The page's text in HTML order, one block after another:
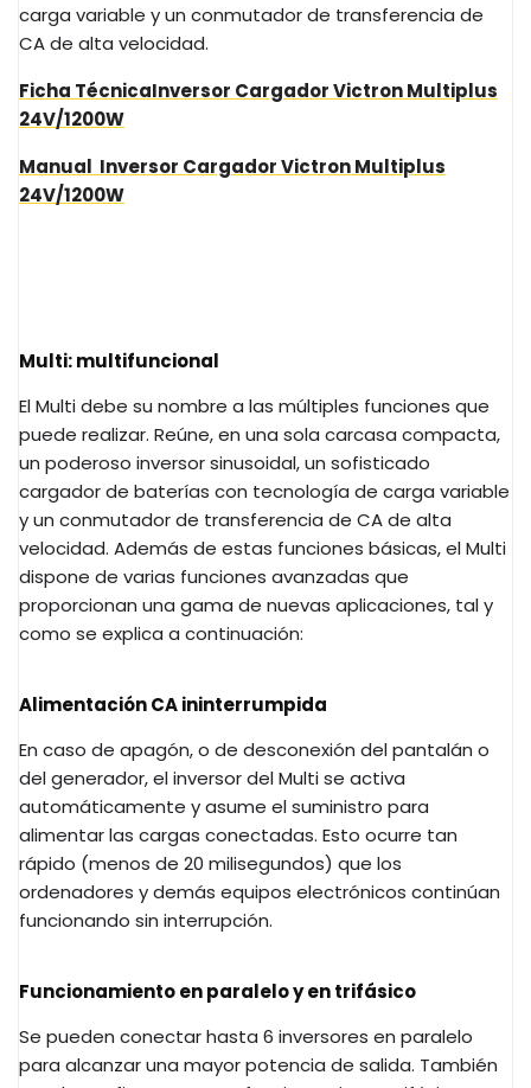
carga variable y un conmutador de transferencia de
CA de alta velocidad.
Ficha TécnicaInversor Cargador Victron Multiplus
24V/1200W
Manual Inversor Cargador Victron Multiplus
24V/1200W
Multi: multifuncional
El Multi debe su nombre a las múltiples funciones que
puede realizar. Reúne, en una sola carcasa compacta,
un poderoso inversor sinusoidal, un sofisticado
cargador de baterías con tecnología de carga variable
y un conmutador de transferencia de CA de alta
velocidad. Además de estas funciones básicas, el Multi
dispone de varias funciones avanzadas que
proporcionan una gama de nuevas aplicaciones, tal y
como se explica a continuación:
Alimentación CA ininterrumpida
En caso de apagón, o de desconexión del pantalán o
del generador, el inversor del Multi se activa
automáticamente y asume el suministro para
alimentar las cargas conectadas. Esto ocurre tan
rápido (menos de 20 milisegundos) que los
ordenadores y demás equipos electrónicos continúan
funcionando sin interrupción.
Funcionamiento en paralelo y en trifásico
Se pueden conectar hasta 6 inversores en paralelo
para alcanzar una mayor potencia de salida. También